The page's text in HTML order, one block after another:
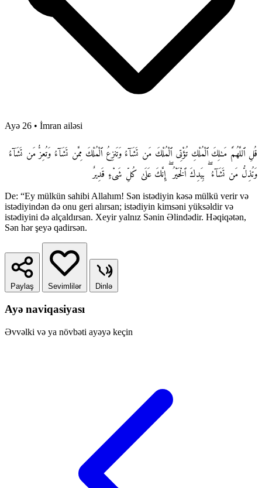
Ayə 26 • İmran ailəsi
قُلِ ٱللَّهُمَّ مَـٰلِكَ ٱلْمُلْكِ تُؤْتِى ٱلْمُلْكَ مَن تَشَآءُ وَتَنزِعُ ٱلْمُلْكَ مِمَّن تَشَآءُ وَتُعِزُّ مَن تَشَآءُ
وَتُذِلُّ مَن تَشَآءُ ۖ بِيَدِكَ ٱلْخَيْرُ ۖ إِنَّكَ عَلَىٰ كُلِّ شَىْءٍ قَدِيرٌ
De: “Ey mülkün sahibi Allahım! Sən istədiyin kəsə mülkü verir və
istədiyindən də onu geri alırsan; istədiyin kimsəni yüksəldir və
istədiyini də alçaldırsan. Xeyir yalnız Sənin Əlindədir. Həqiqətən,
Sən hər şeyə qadirsən.
Paylaş Sevimlilər Dinlə
Ayə naviqasiyası
Əvvəlki və ya növbəti ayəyə keçin